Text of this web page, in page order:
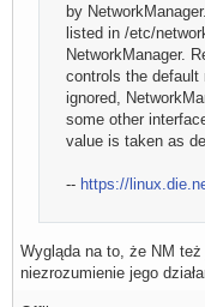
by
listed in /etc/
NetworkManager.
controls the default
ignored,
some other
value is taken as
-- https://
Wygląda na to, że NM
niezrozumienie jego